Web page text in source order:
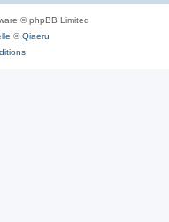
© phpBB Limited
©Qiaeru